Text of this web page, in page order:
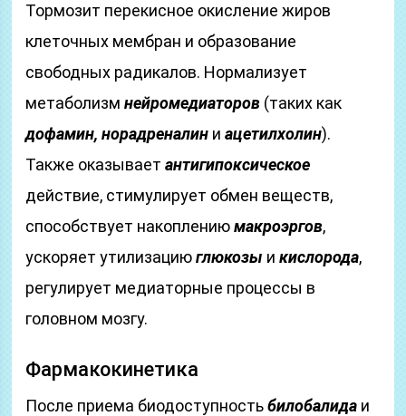
Тормозит перекисное окисление жиров
клеточных мембран и образование
свободных радикалов. Нормализует
метаболизмнейромедиаторов (таких как
дофамин, норадреналин иацетилхолин).
Также оказываетантигипоксическое
действие, стимулирует обмен веществ,
способствует накоплениюмакроэргов,
ускоряет утилизациюглюкозы икислорода,
регулирует медиаторные процессы в
головном мозгу.
Фармакокинетика
После приема биодоступностьбилобалида и